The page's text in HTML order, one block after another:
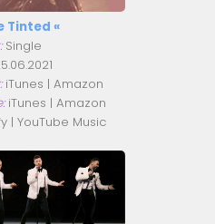
Tinted «
Single
iTunes | Amazon
iTunes | Amazon
| YouTube Music